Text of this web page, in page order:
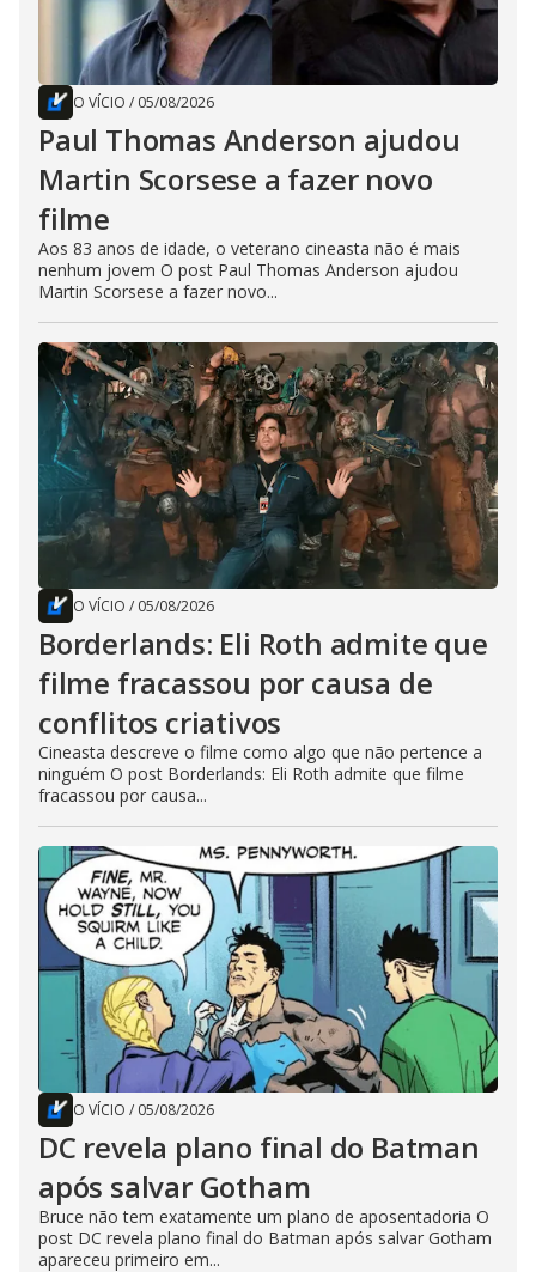
O VÍCIO / 05/08/2026
Paul Thomas Anderson ajudou
Martin Scorsese a fazer novo
filme
Aos 83 anos de idade, o veterano cineasta não é mais
nenhum jovem O post Paul Thomas Anderson ajudou
Martin Scorsese a fazer novo...
O VÍCIO / 05/08/2026
Borderlands: Eli Roth admite que
filme fracassou por causa de
conflitos criativos
Cineasta descreve o filme como algo que não pertence a
ninguém O post Borderlands: Eli Roth admite que filme
fracassou por causa...
O VÍCIO / 05/08/2026
DC revela plano final do Batman
após salvar Gotham
Bruce não tem exatamente um plano de aposentadoria O
post DC revela plano final do Batman após salvar Gotham
apareceu primeiro em...